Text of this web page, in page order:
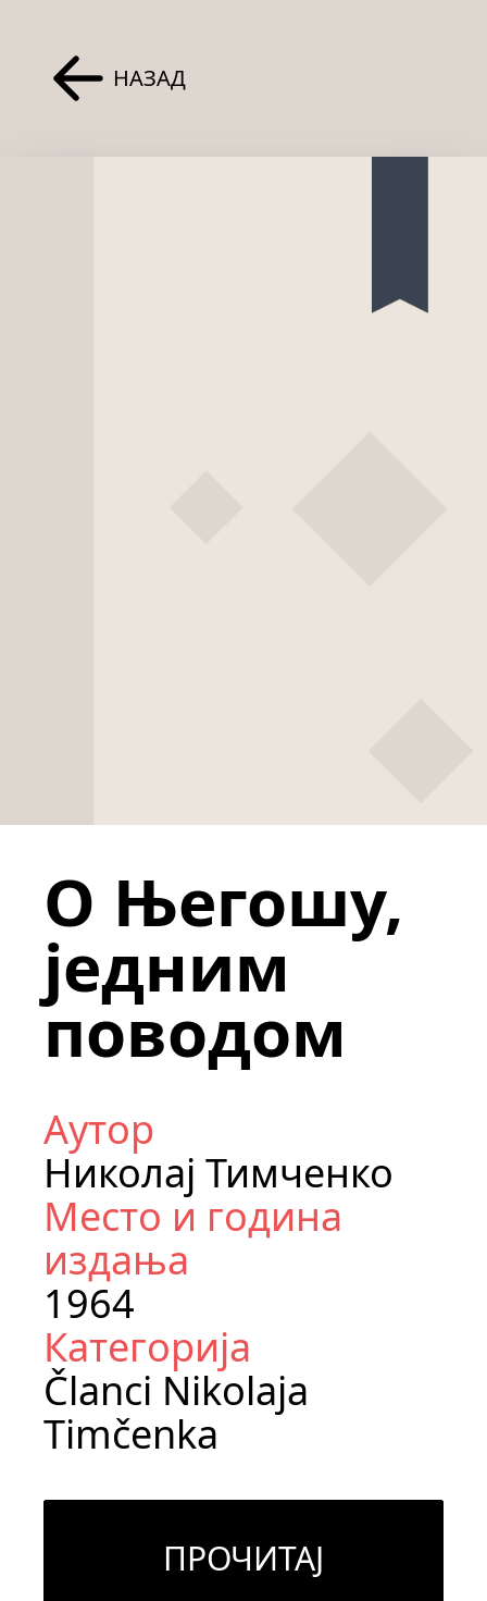
НАЗАД
О Његошу,
једним
поводом
Аутор
Николај Тимченко
Место и година
издања
1964
Категорија
Članci Nikolaja
Timčenka
ПРОЧИТАЈ